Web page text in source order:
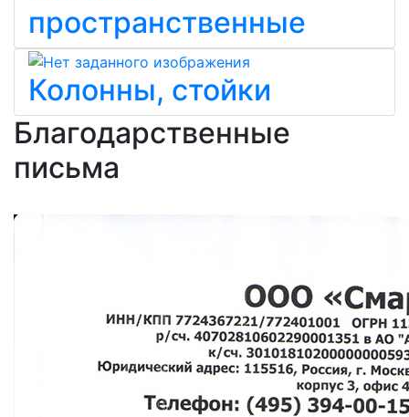
пространственные
Колонны, стойки
Благодарственные
письма